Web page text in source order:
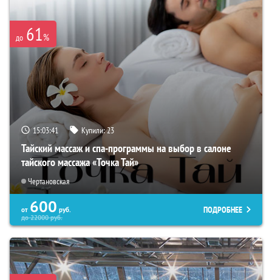
до 61%
15:03:40 Купили:23
Тайский массаж и спа-программы на выбор в салоне
тайского массажа «Точка Тай»
Чертановская
от 600 руб.
до22000руб.
ПОДРОБНЕЕ